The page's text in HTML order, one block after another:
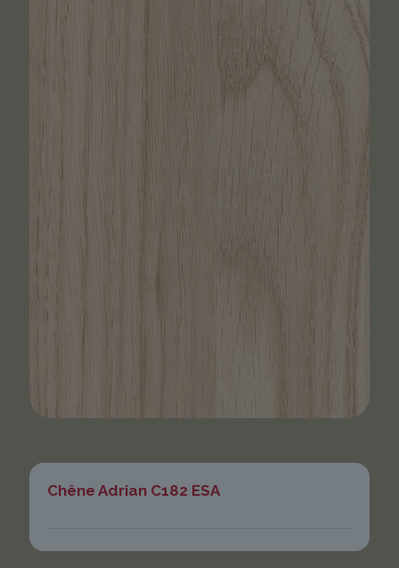
Chêne Adrian C182 ESA